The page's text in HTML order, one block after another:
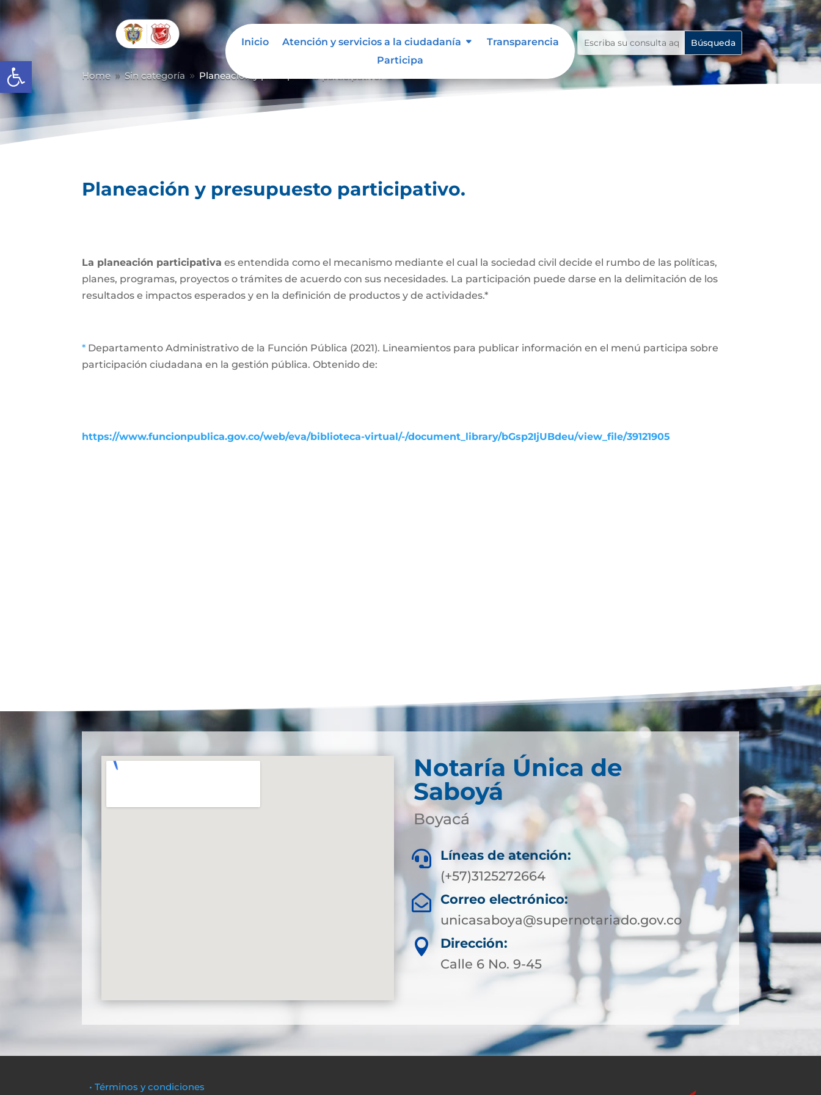
Abrir barra de herramientas
Inicio Atención y servicios a la ciudadanía
Transparencia
Participa
Home 9 Sin categoría 9 Planeación y presupuesto participativo.
Planeación y presupuesto participativo.
La planeación participativa es entendida como el mecanismo mediante el cual la sociedad civil decide el rumbo de las políticas,
planes, programas, proyectos o trámites de acuerdo con sus necesidades. La participación puede darse en la delimitación de los
resultados e impactos esperados y en la definición de productos y de actividades.*
* Departamento Administrativo de la Función Pública (2021). Lineamientos para publicar información en el menú participa sobre
participación ciudadana en la gestión pública. Obtenido de:
https://www.funcionpublica.gov.co/web/eva/biblioteca-virtual/-/document_library/bGsp2IjUBdeu/view_file/39121905
Notaría Única de
Saboyá
Boyacá

Líneas de atención:
(+57)3125272664

Correo electrónico:
unicasaboya@supernotariado.gov.co

Dirección:
Calle 6 No. 9-45
• Términos y condiciones